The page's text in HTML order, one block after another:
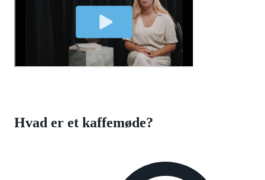
Hvad er et kaffemøde?